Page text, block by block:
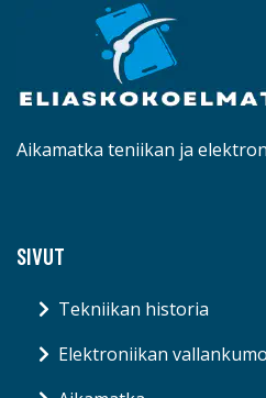
Aikamatka teniikan ja
SIVUT
Tekniikan historia
Elektroniikan